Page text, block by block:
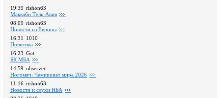
19:39 rishon63
Маккаби Тель-Авив
08:09 rishon63
Новости из Европы
16:31
1010
Политика
16:23 Got
БК МБА
14:59 observer
Ногомяч: Чемпионат мира 2026
11:16 rishon63
Новости и слухи НБА